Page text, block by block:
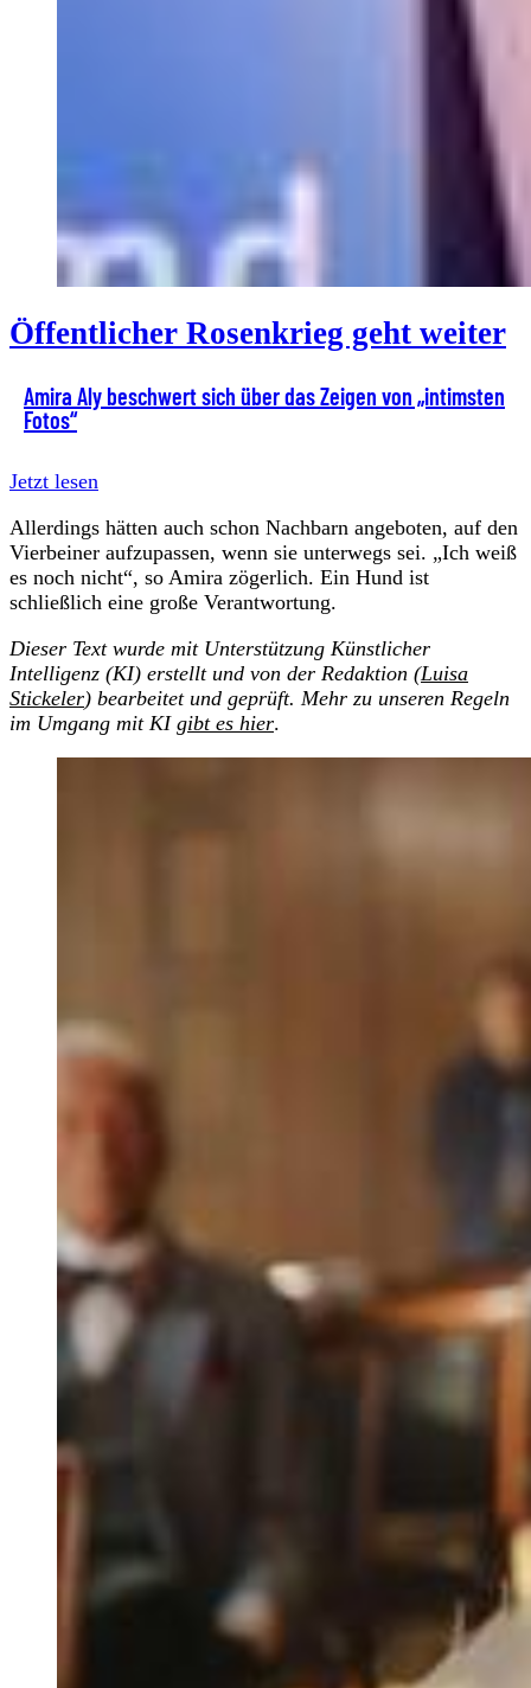
Öffentlicher Rosenkrieg geht weiter
Amira Aly beschwert sich über das Zeigen von „intimsten
Fotos“
Jetzt lesen
Allerdings hätten auch schon Nachbarn angeboten, auf den
Vierbeiner aufzupassen, wenn sie unterwegs sei. „Ich weiß
es noch nicht“, so Amira zögerlich. Ein Hund ist
schließlich eine große Verantwortung.
Dieser Text wurde mit Unterstützung Künstlicher
Intelligenz (KI) erstellt und von der Redaktion (Luisa
Stickeler) bearbeitet und geprüft. Mehr zu unseren Regeln
im Umgang mit KI gibt es hier.